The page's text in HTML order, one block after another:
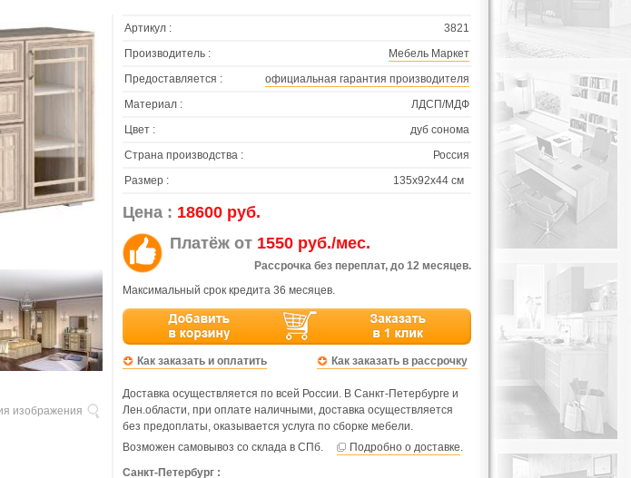
изображения
Артикул :
3821
Производитель :
Мебель Маркет
Предоставляется :
официальная гарантия производителя
Материал :
ЛДСП/МДФ
Цвет :
дуб сонома
Страна производства :
Россия
Размер :
135х92х44 см
Цена : 18600 руб.
Платёж от 1550 руб./мес.
Рассрочка без переплат, до 12 месяцев.
Максимальный срок кредита 36 месяцев.
Как заказать и оплатить Как заказать в рассрочку
Доставка осуществляется по всей России. В Санкт-Петербурге и
Лен.области, при оплате наличными, доставка осуществляется
без предоплаты, оказывается услуга по сборке мебели.
Возможен самовывоз со склада в СПб.
Подробно о доставке.
Санкт-Петербург :